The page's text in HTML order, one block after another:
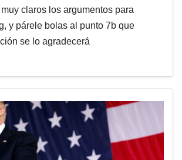
claros los argumentos para
y párele bolas al punto 7b que
se lo agradecerá